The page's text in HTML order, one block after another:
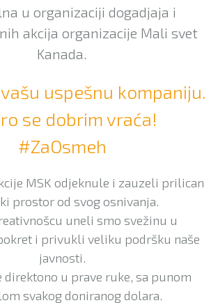
u organizaciji dogadjaja i
akcija organizacije Mali svet
Kanada.
uspešnu kompaniju.
se dobrim vraća!
#ZaOsmeh
MSK odjeknule i zauzeli prilican
prostor od svog osnivanja.
uneli smo svežinu u
i privukli veliku podršku naše
javnosti.
direktono u prave ruke, sa punom
svakog doniranog dolara.